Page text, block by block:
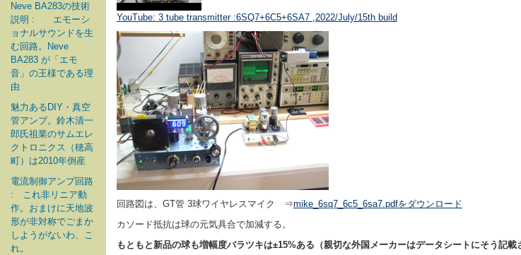
Neve BA283の技術
説明 : エモーシ
ョナルサウンドを生
む回路。Neve
BA283 が「エモ
音」の王様である理
由
魅力あるDIY・真空
管アンプ。鈴木清一
郎氏祖業のサムエレ
クトロニクス（穂高
町）は2010年倒産
電流制御アンプ回路
: これ非リニア動
作。おまけに天地波
形が非対称でごまか
しようがないわ、こ
れ。
YouTube: 3 tube transmitter :6SQ7+6C5+6SA7 ,2022/July/15th build
回路図は、GT管 3球ワイヤレスマイク ⇒mike_6sq7_6c5_6sa7.pdfをダウンロード
カソード抵抗は球の元気具合で加減する。
もともと新品の球も増幅度バラツキは±15%ある（親切な外国メーカーはデータシートにそう